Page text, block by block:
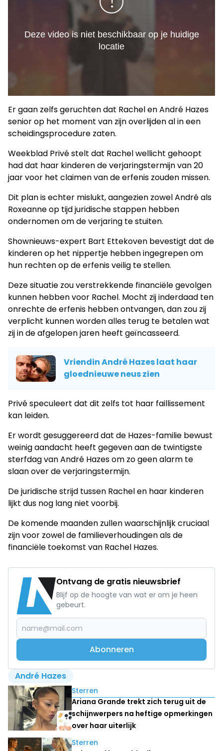
Er gaan zelfs geruchten dat Rachel en André Hazes
senior op het moment van zijn overlijden al in een
scheidingsprocedure zaten.
Weekblad Privé stelt dat Rachel wellicht gehoopt
had dat haar kinderen de verjaringstermijn van 20
jaar voor het claimen van de erfenis zouden missen.
Dit plan is echter mislukt, aangezien zowel André als
Roxeanne op tijd juridische stappen hebben
ondernomen om de verjaring te stuiten.
Shownieuws-expert Bart Ettekoven bevestigt dat de
kinderen op het nippertje hebben ingegrepen om
hun rechten op de erfenis veilig te stellen.
Deze situatie zou verstrekkende financiële gevolgen
kunnen hebben voor Rachel. Mocht zij inderdaad ten
onrechte de erfenis hebben ontvangen, dan zou zij
verplicht kunnen worden alles terug te betalen wat
zij in de afgelopen jaren heeft geïncasseerd.
Vriendin André Hazes laat haar
gloednieuwe neus zien
Privé speculeert dat dit zelfs tot haar faillissement
kan leiden.
Er wordt gesuggereerd dat de Hazes-familie bewust
weinig aandacht heeft gegeven aan de twintigste
sterfdag van André Hazes om zo geen alarm te
slaan over de verjaringstermijn.
De juridische strijd tussen Rachel en haar kinderen
lijkt dus nog lang niet voorbij.
De komende maanden zullen waarschijnlijk cruciaal
zijn voor zowel de familieverhoudingen als de
financiële toekomst van Rachel Hazes.
Ontvang de gratis nieuwsbrief
Blijf op de hoogte van wat er om je heen
gebeurt.
Abonneren
André Hazes
Lees ook
Sterren
Ariana Grande trekt zich terug uit de
schijnwerpers na heftige opmerkingen
over haar uiterlijk
Sterren